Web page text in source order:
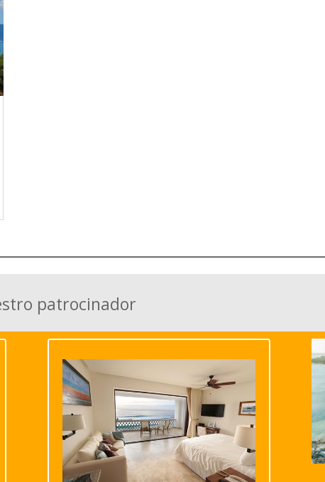
patrocinador